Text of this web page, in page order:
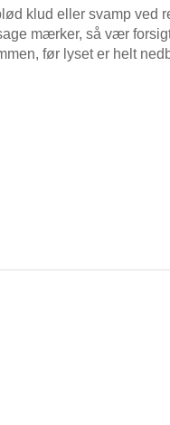
klud eller svamp ved
mærker, så vær
før lyset er helt